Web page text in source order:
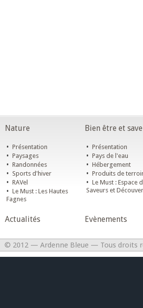
Nature Bien être et
• Présentation
• Paysages
• Randonnées
• Sports d'hiver
• RAVel
• Le Must : Les Hautes
Fagnes
• Présentation
• Pays de l'eau
• Hébergement
• Produits de
• Le Must : Espace
Saveurs et
Actualités Evènements
© 2012 — Ardenne Bleue — Tous droits